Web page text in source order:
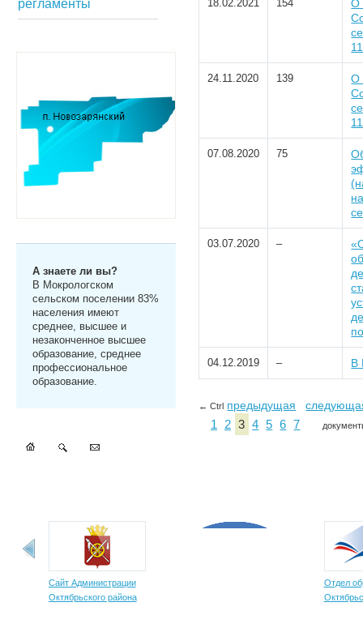
регламенты
А знаете ли вы?
В Мокрологском
сельском поселении 83%
населения имеют
среднее, высшее и
незаконченное высшее
образование, среднее
профессиональное
образование.
18.02.2021 154
О
24.11.2020 139
О
07.08.2020 75
03.07.2020 –
04.12.2019 – В
← Ctrl предыдущая
1 2 3 4 5 6 7
Сайт Администрации
Октябрьского района
Отдел